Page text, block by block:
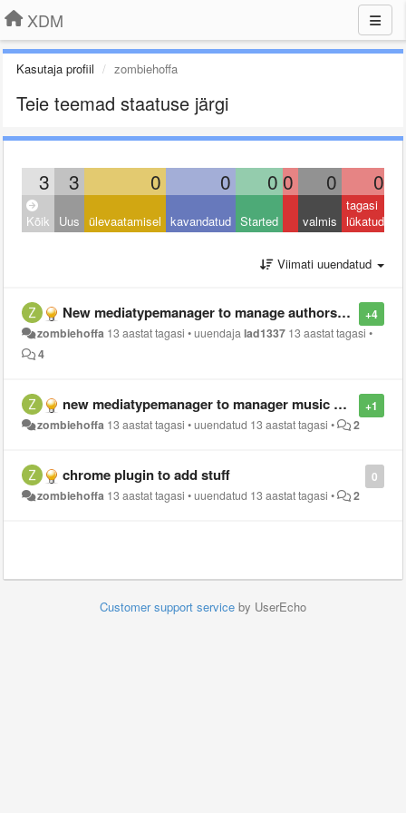
XDM
Kasutaja profiil zombiehoffa
Teie teemad staatuse järgi
3 3 0 0 0 0 0 0
Kõik Uus ülevaatamisel kavandatud Started valmis
tagasi
lükatud
Viimati uuendatud
+4
New mediatypemanager to manage authors and put upcoming books into the bookmediamanager
zombiehoffa 13 aastat tagasi •uuendajalad1337 13 aastat tagasi •
4
+1
new mediatypemanager to manager music artists
zombiehoffa 13 aastat tagasi •uuendatud 13 aastat tagasi • 2
0
chrome plugin to add stuff
zombiehoffa 13 aastat tagasi •uuendatud 13 aastat tagasi • 2
Customer support service by UserEcho